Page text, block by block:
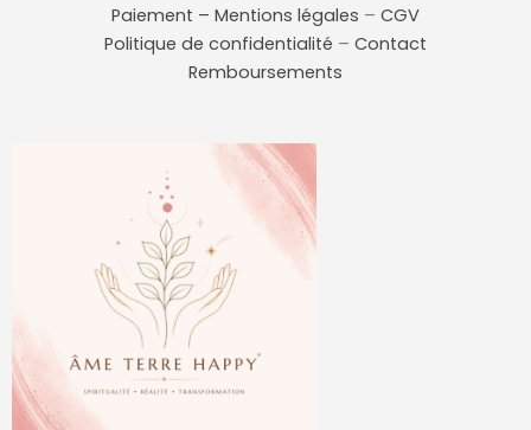
Paiement – Mentions légales – CGV
Politique de confidentialité – Contact
Remboursements